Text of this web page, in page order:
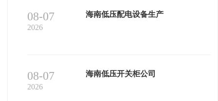
08-07
2026
海南低压配电设备生产
08-07
2026
海南低压开关柜公司